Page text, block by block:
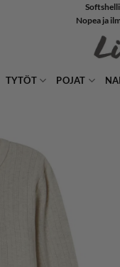
Nopea ja
TYTÖT POJAT
SUOSIKKEIHIN